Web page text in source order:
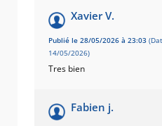
Xavier V.
Publié le 28/05/2026 à 23:03
14/05/2026)
Tres bien
Fabien j.